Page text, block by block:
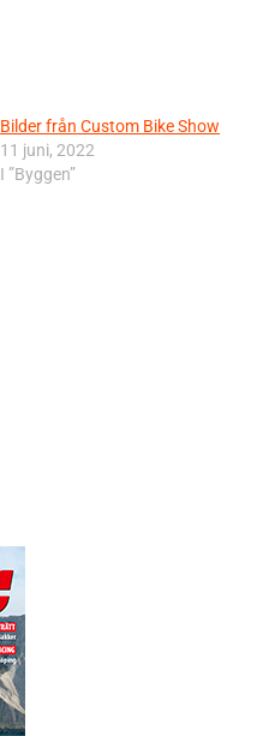
Bilder från Custom Bike Show
11 juni, 2022
I ”Byggen”